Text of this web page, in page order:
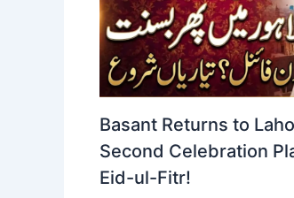
Basant Returns to
Second Celebration
Eid-ul-Fitr!